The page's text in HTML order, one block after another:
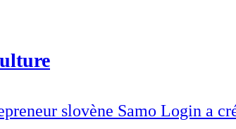
slovène Samo Login a